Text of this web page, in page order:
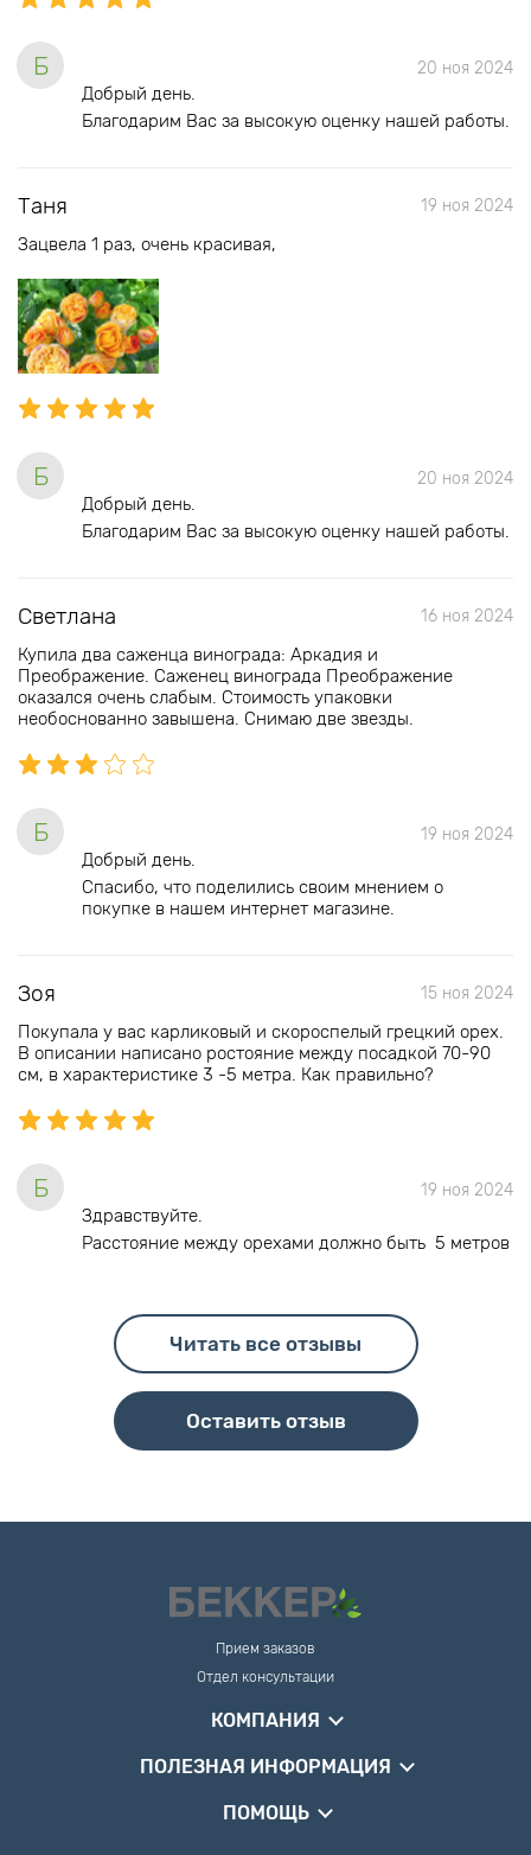
Б 20 ноя 2024
Добрый день.
Благодарим Вас за высокую оценку нашей работы.
Таня 19 ноя 2024
Зацвела 1 раз, очень красивая,
Б 20 ноя 2024
Добрый день.
Благодарим Вас за высокую оценку нашей работы.
Светлана 16 ноя 2024
Купила два саженца винограда: Аркадия и
Преображение. Саженец винограда Преображение
оказался очень слабым. Стоимость упаковки
необоснованно завышена. Снимаю две звезды.
Б 19 ноя 2024
Добрый день.
Спасибо, что поделились своим мнением о
покупке в нашем интернет магазине.
Зоя 15 ноя 2024
Покупала у вас карликовый и скороспелый грецкий орех.
В описании написано ростояние между посадкой 70-90
см, в характеристике 3 -5 метра. Как правильно?
Б 19 ноя 2024
Здравствуйте.
Расстояние между орехами должно быть 5 метров
Читать все отзывы
Оставить отзыв
Прием заказов
Отдел консультации
КОМПАНИЯ
ПОЛЕЗНАЯ ИНФОРМАЦИЯ
ПОМОЩЬ